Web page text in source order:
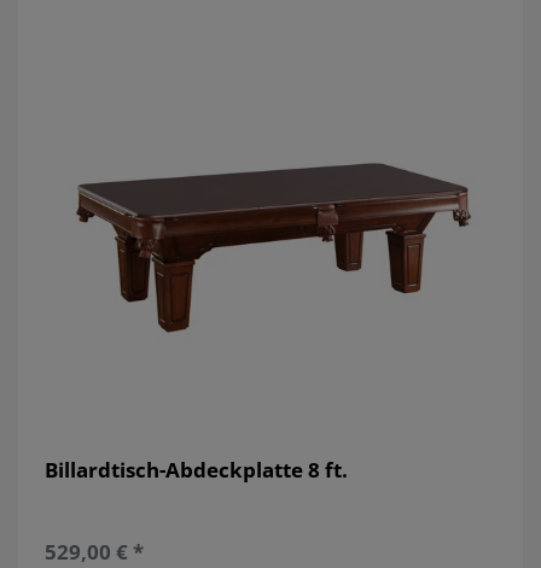
Billardtisch-Abdeckplatte 8 ft.
529,00 € *